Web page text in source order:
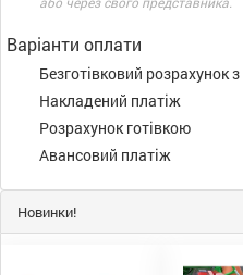
Варіанти оплати
Безготівковий розрахунок
Накладений платіж
Розрахунок готівкою
Авансовий платіж
Новинки!